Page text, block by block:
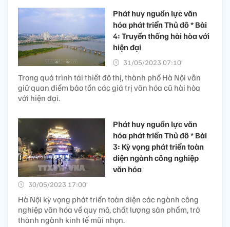
Phát huy nguồn lực văn
hóa phát triển Thủ đô * Bài
4: Truyền thống hài hòa với
hiện đại
31/05/2023 07:10’
Trong quá trình tái thiết đô thị, thành phố Hà Nội vẫn
giữ quan điểm bảo tồn các giá trị văn hóa cũ hài hòa
với hiện đại.
Phát huy nguồn lực văn
hóa phát triển Thủ đô * Bài
3: Kỳ vọng phát triển toàn
diện ngành công nghiệp
văn hóa
30/05/2023 17:00’
Hà Nội kỳ vọng phát triển toàn diện các ngành công
nghiệp văn hóa về quy mô, chất lượng sản phẩm, trở
thành ngành kinh tế mũi nhọn.